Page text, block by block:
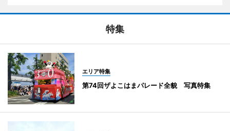
特集
エリア特集
第74回ザよこはまパレード全貌 写真特集